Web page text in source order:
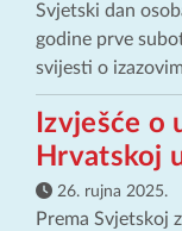
Svjetski dan
godine prve
svijesti o
Izvješće o
Hrvatskoj
26. rujna 2025.
Prema Svjetskoj